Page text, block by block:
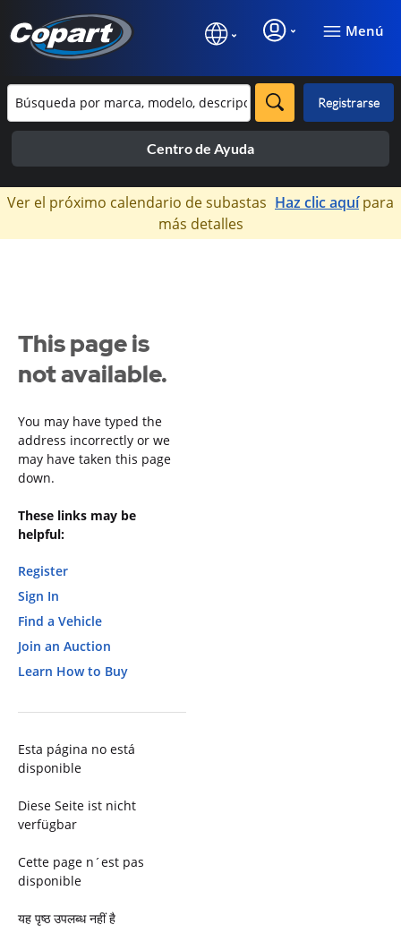
Menú
Registrarse
Centro de Ayuda
×
Ver el próximo calendario de subastas Haz clic aquípara
más detalles
This page is
not available.
You may have typed the
address incorrectly or we
may have taken this page
down.
These links may be
helpful:
Register
Sign In
Find a Vehicle
Join an Auction
Learn How to Buy
Esta página no está
disponible
Diese Seite ist nicht
verfügbar
Cette page n´est pas
disponible
यह पृष्ठ उपलब्ध नहीं है